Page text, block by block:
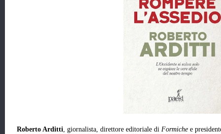
Roberto Arditti, giornalista, direttore editoriale di Formiche e